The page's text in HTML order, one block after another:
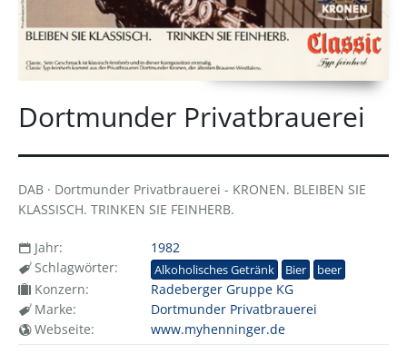
Dortmunder Privatbrauerei
DAB · Dortmunder Privatbrauerei - KRONEN. BLEIBEN SIE
KLASSISCH. TRINKEN SIE FEINHERB.
Jahr:
1982
Schlagwörter:
Alkoholisches Getränk Bier beer
Konzern:
Radeberger Gruppe KG
Marke:
Dortmunder Privatbrauerei
Webseite:
www.myhenninger.de